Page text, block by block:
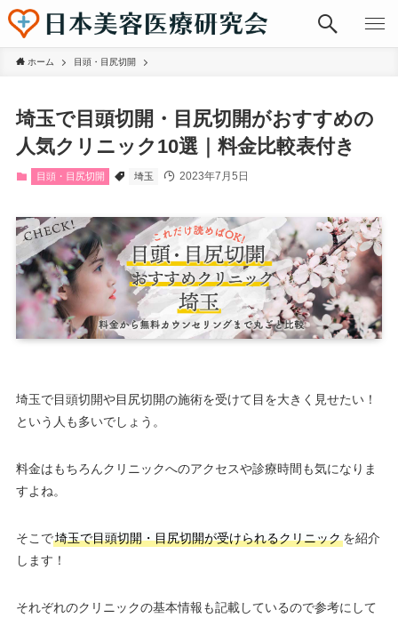
ホーム 目頭・目尻切開
埼玉で目頭切開・目尻切開がおすすめの
人気クリニック10選｜料金比較表付き
目頭・目尻切開 埼玉 2023年7月5日
埼玉で目頭切開や目尻切開の施術を受けて目を大きく見せたい！
という人も多いでしょう。
料金はもちろんクリニックへのアクセスや診療時間も気になりま
すよね。
そこで埼玉で目頭切開・目尻切開が受けられるクリニックを紹介
します！
それぞれのクリニックの基本情報も記載しているので参考にして